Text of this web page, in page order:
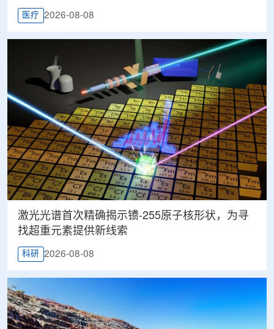
医疗 2026-08-08
激光光谱首次精确揭示镄-255原子核形状，为寻
找超重元素提供新线索
科研 2026-08-08